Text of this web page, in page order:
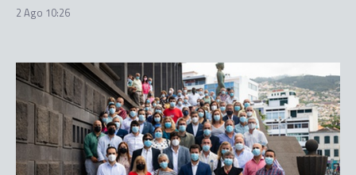
2 Ago 10:26